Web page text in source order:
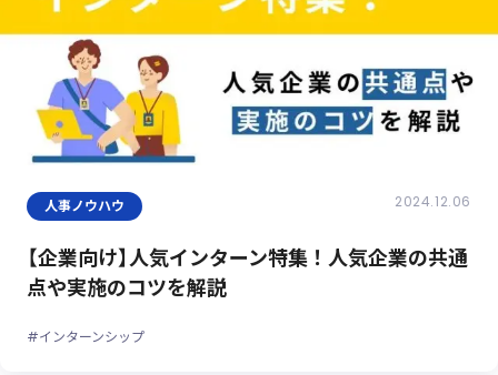
人事ノウハウ 2024.12.06
【企業向け】人気インターン特集！人気企業の共通
点や実施のコツを解説
#インターンシップ